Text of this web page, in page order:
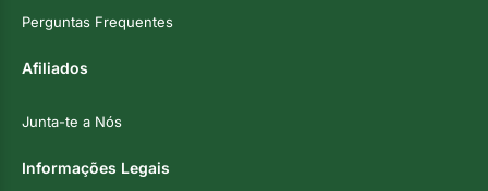
Perguntas Frequentes
Afiliados
Junta-te a Nós
Informações Legais